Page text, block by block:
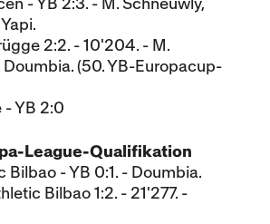
- YB 2:3. - M. Schneuwly,
2:2. - 10'204. - M.
Doumbia. (50. YB-Europacup-
- YB 2:0
League-Qualifikation
Bilbao - YB 0:1. - Doumbia.
Bilbao 1:2. - 21'277. -